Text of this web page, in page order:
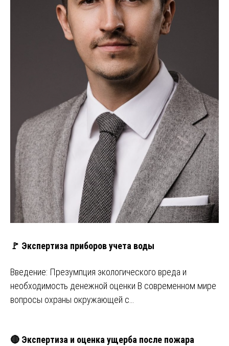
🚩 Экспертиза приборов учета воды
Введение: Презумпция экологического вреда и
необходимость денежной оценки В современном мире
вопросы охраны окружающей с…
🔴 Экспертиза и оценка ущерба после пожара